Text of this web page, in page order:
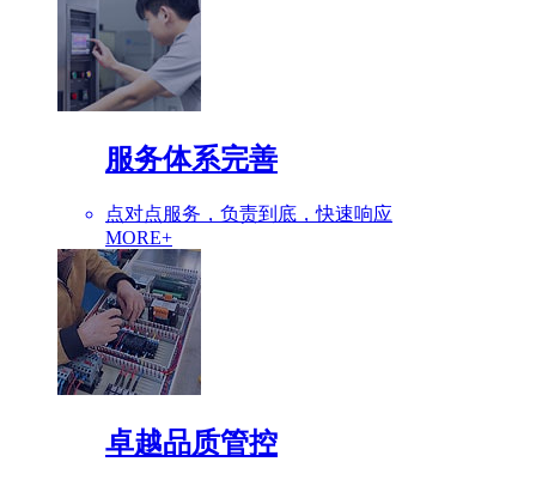
服务体系完善
点对点服务，负责到底，快速响应
MORE+
卓越品质管控